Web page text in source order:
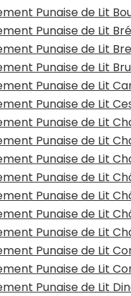
Punaise de Lit
Punaise de Lit
Punaise de Lit
Punaise de Lit
Punaise de Lit
Punaise de Lit
Punaise de Lit
Punaise de Lit
Punaise de Lit
Punaise de Lit
Punaise de Lit
Punaise de Lit
Punaise de Lit
Punaise de Lit
Punaise de Lit
Punaise de Lit